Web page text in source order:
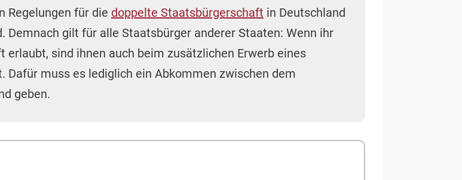
Regelungen für die doppelte Staatsbürgerschaft in Deutschland
Demnach gilt für alle Staatsbürger anderer Staaten: Wenn ihr
sind ihnen auch beim zusätzlichen Erwerb eines
Dafür muss es lediglich ein Abkommen zwischen dem
geben.